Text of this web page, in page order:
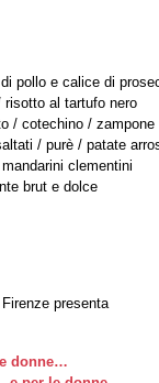
pollo e calice di
risotto al tartufo nero
/ cotechino / zampone
/ purè / patate
clementini
brut e dolce
presenta
donne…